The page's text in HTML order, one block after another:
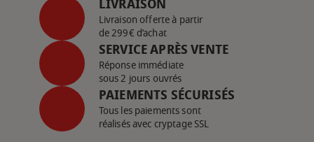
LIVRAISON
Livraison offerte à partir
de 299€ d’achat
SERVICE APRÈS VENTE
Réponse immédiate
sous 2 jours ouvrés
PAIEMENTS SÉCURISÉS
Tous les paiements sont
réalisés avec cryptage SSL